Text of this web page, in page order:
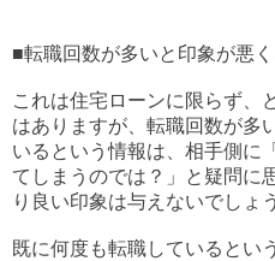
■転職回数が多いと印象が悪
これは住宅ローンに限らず、
はありますが、転職回数が多
いるという情報は、相手側に
てしまうのでは？」と疑問に
り良い印象は与えないでしょ
既に何度も転職しているとい